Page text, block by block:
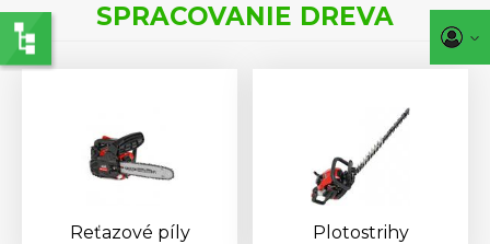
hlavný
obsah
SPRACOVANIE DREVA
Reťazové píly Plotostrihy